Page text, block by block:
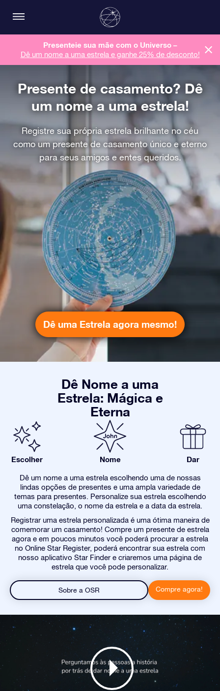
Presenteie sua mãe com o Universo –
Dê um nome a uma estrela e ganhe 25% de desconto!
Presente de casamento? Dê
um nome a uma estrela!
Registre sua própria estrela brilhante no céu
como um presente de casamento único e eterno
para seus amigos e entes queridos.
Dê uma Estrela agora mesmo!
Dê Nome a uma
Estrela: Mágica e
Eterna
Escolher Nome Dar
Dê um nome a uma estrela escolhendo uma de nossas
lindas opções de presentes e uma ampla variedade de
temas para presentes. Personalize sua estrela escolhendo
uma constelação, o nome da estrela e a data da estrela.
Registrar uma estrela personalizada é uma ótima maneira de
comemorar um casamento! Compre um presente de estrela
agora e em poucos minutos você poderá procurar a estrela
no Online Star Register, poderá encontrar sua estrela com
nosso aplicativo Star Finder e criaremos uma página de
estrela que você pode personalizar.
Sobre a OSR Compre agora!